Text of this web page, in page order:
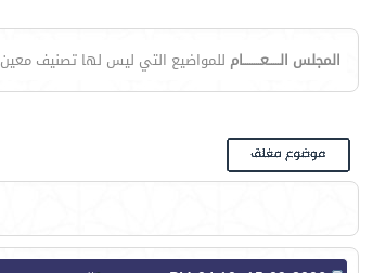
المجلس الـــــعــــــــام للمواضيع التي ليس لها تصنيف معين